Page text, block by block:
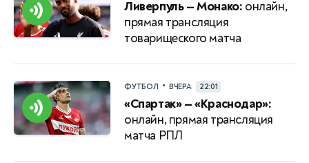
Ливерпуль — Монако: онлайн,
прямая трансляция
товарищеского матча
ФУТБОЛ • ВЧЕРА 22:01
«Спартак» — «Краснодар»:
онлайн, прямая трансляция
матча РПЛ